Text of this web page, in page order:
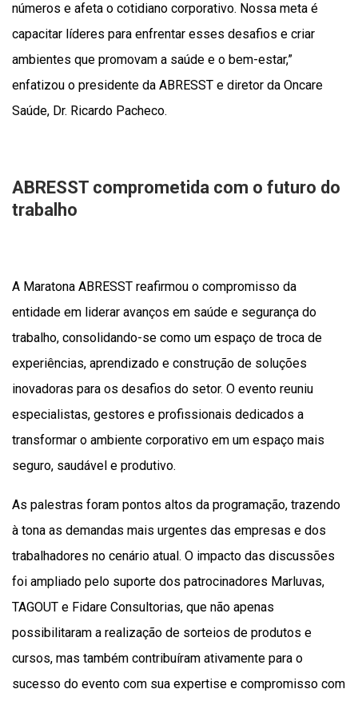
números e afeta o cotidiano corporativo. Nossa meta é
capacitar líderes para enfrentar esses desafios e criar
ambientes que promovam a saúde e o bem-estar,”
enfatizou o presidente da ABRESST e diretor da Oncare
Saúde, Dr. Ricardo Pacheco.
ABRESST comprometida com o futuro do
trabalho
A Maratona ABRESST reafirmou o compromisso da
entidade em liderar avanços em saúde e segurança do
trabalho, consolidando-se como um espaço de troca de
experiências, aprendizado e construção de soluções
inovadoras para os desafios do setor. O evento reuniu
especialistas, gestores e profissionais dedicados a
transformar o ambiente corporativo em um espaço mais
seguro, saudável e produtivo.
As palestras foram pontos altos da programação, trazendo
à tona as demandas mais urgentes das empresas e dos
trabalhadores no cenário atual. O impacto das discussões
foi ampliado pelo suporte dos patrocinadores Marluvas,
TAGOUT e Fidare Consultorias, que não apenas
possibilitaram a realização de sorteios de produtos e
cursos, mas também contribuíram ativamente para o
sucesso do evento com sua expertise e compromisso com